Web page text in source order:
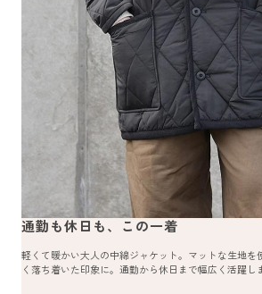
通勤も休日も、この一着
軽くて暖かい大人の中綿ジャケット。マットな生地を
く落ち着いた印象に。通勤から休日まで幅広く活躍し